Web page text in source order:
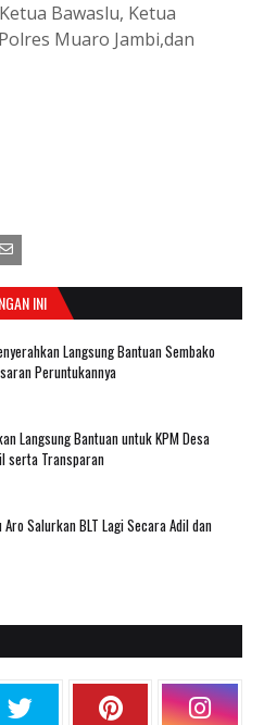
Bawaslu, Ketua
Muaro Jambi,dan
INI
Langsung Bantuan Sembako
Peruntukannya
Langsung Bantuan untuk KPM Desa
serta Transparan
Aro Salurkan BLT Lagi Secara Adil dan